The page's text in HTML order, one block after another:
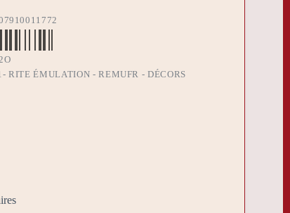
RITE ÉMULATION - REMUFR - DÉCORS